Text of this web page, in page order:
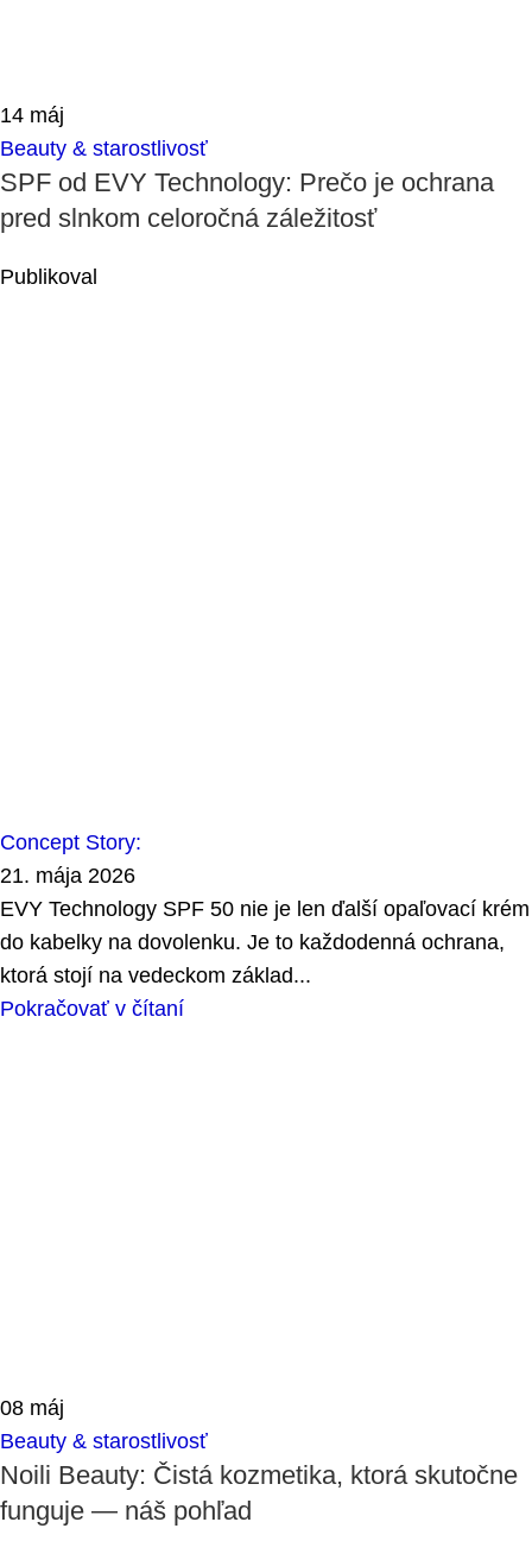
14 máj
Beauty & starostlivosť
SPF od EVY Technology: Prečo je ochrana
pred slnkom celoročná záležitosť
Publikoval
Concept Story:
21. mája 2026
EVY Technology SPF 50 nie je len ďalší opaľovací krém
do kabelky na dovolenku. Je to každodenná ochrana,
ktorá stojí na vedeckom základ...
Pokračovať v čítaní
08 máj
Beauty & starostlivosť
Noili Beauty: Čistá kozmetika, ktorá skutočne
funguje — náš pohľad